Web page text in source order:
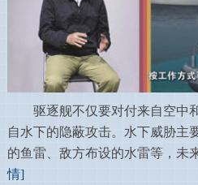
驱逐舰不仅要对付来自空中
自水下的隐蔽攻击。水下威胁主
的鱼雷、敌方布设的水雷等，未
情]